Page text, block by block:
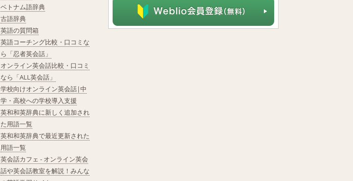
ベトナム語辞典
古語辞典
英語の質問箱
英語コーチング比較・口コミな
ら「忍者英会話」
オンライン英会話比較・口コミ
なら「ALL英会話」
学校向けオンライン英会話|中
学・高校への学校導入支援
英和和英辞典に新しく追加され
た用語一覧
英和和英辞典で最近更新された
用語一覧
英会話カフェ - オンライン英会
話や英会話教室を解説！みんな